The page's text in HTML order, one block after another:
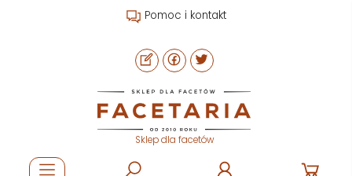
Pomoc i kontakt
Sklep dla facetów